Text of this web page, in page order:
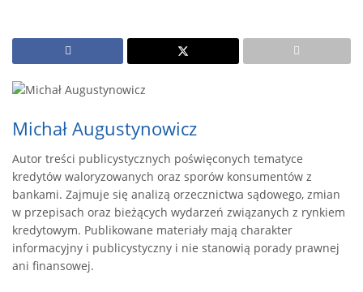
Michał Augustynowicz
Autor treści publicystycznych poświęconych tematyce
kredytów waloryzowanych oraz sporów konsumentów z
bankami. Zajmuje się analizą orzecznictwa sądowego, zmian
w przepisach oraz bieżących wydarzeń związanych z rynkiem
kredytowym. Publikowane materiały mają charakter
informacyjny i publicystyczny i nie stanowią porady prawnej
ani finansowej.